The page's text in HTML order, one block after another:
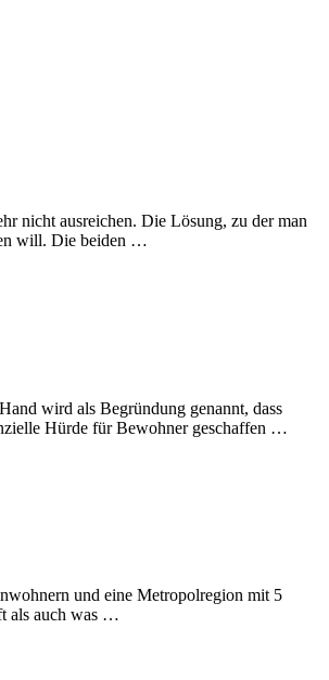
nicht ausreichen. Die Lösung, zu der man
will. Die beiden …
wird als Begründung genannt, dass
Hürde für Bewohner geschaffen …
und eine Metropolregion mit 5
als auch was …